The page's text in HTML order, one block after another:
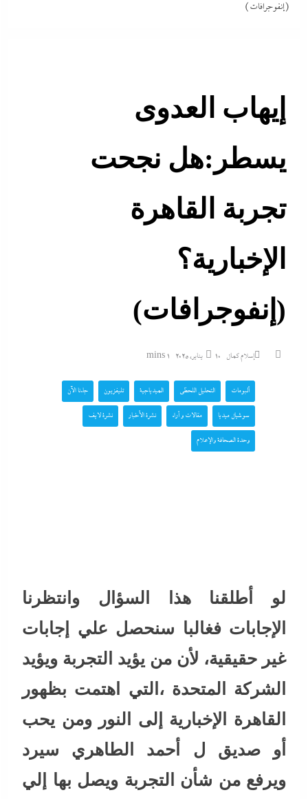
(إنفوجرافات)
إيهاب العدوى
يسطر:هل نجحت
تجربة القاهرة
الإخبارية؟
(إنفوجرافات)
إسلام كمال 10 يناير، 2025 1 mins
ألبومات التحليل اللحظي الميدياجية تليفزيون جاءنا الآن
سوشيال ميديا مقالات و أراء نشرة الأخبار نشرة لايف
وحدة الصحافة والإعلام
لو أطلقنا هذا السؤال وانتظرنا
الإجابات فغالبا سنحصل علي إجابات
غير حقيقية، لأن من يؤيد التجربة ويؤيد
الشركة المتحدة ،التي اهتمت بظهور
القاهرة الإخبارية إلى النور ومن يحب
أو صديق ل أحمد الطاهري سيرد
ويرفع من شأن التجربة ويصل بها إلي